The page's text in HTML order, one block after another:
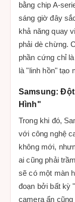
bằng chip A-
sáng giờ đây
khả năng quay
phải dè chừng.
phần cứng chỉ
là "linh hồn" tạo
Samsung:
Hình"
Trong khi đó,
với công nghệ
không mới,
ai cũng phải
sẽ có một màn
đoạn bởi bất kỳ
camera ẩn